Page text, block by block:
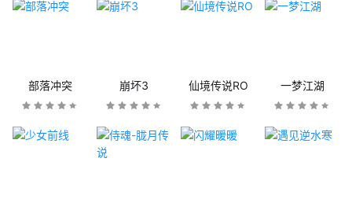
部落冲突 崩坏3 仙境传说RO 一梦江湖